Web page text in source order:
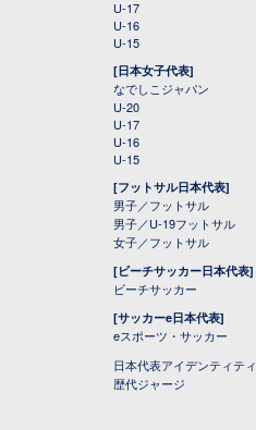
U-17
U-16
U-15
[日本女子代表]
なでしこジャパン
U-20
U-17
U-16
U-15
[フットサル日本代表]
男子／フットサル
男子／U-19フットサル
女子／フットサル
[ビーチサッカー日本代表]
ビーチサッカー
[サッカーe日本代表]
eスポーツ・サッカー
日本代表アイデンティティ
歴代ジャージ